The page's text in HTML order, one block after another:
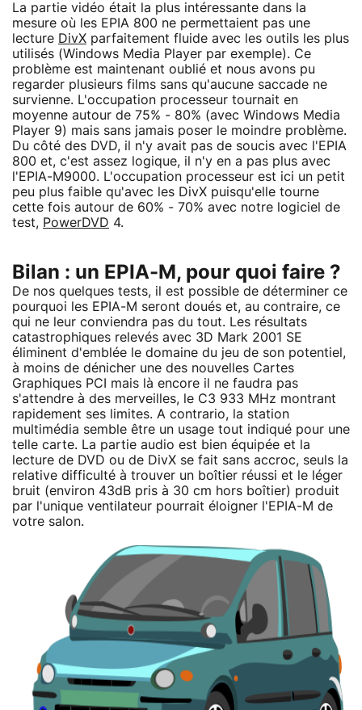
La partie vidéo était la plus intéressante dans la
mesure où les EPIA 800 ne permettaient pas une
lecture DivX parfaitement fluide avec les outils les plus
utilisés (Windows Media Player par exemple). Ce
problème est maintenant oublié et nous avons pu
regarder plusieurs films sans qu'aucune saccade ne
survienne. L'occupation processeur tournait en
moyenne autour de 75% - 80% (avec Windows Media
Player 9) mais sans jamais poser le moindre problème.
Du côté des DVD, il n'y avait pas de soucis avec l'EPIA
800 et, c'est assez logique, il n'y en a pas plus avec
l'EPIA-M9000. L'occupation processeur est ici un petit
peu plus faible qu'avec les DivX puisqu'elle tourne
cette fois autour de 60% - 70% avec notre logiciel de
test, PowerDVD 4.
Bilan : un EPIA-M, pour quoi faire ?
De nos quelques tests, il est possible de déterminer ce
pourquoi les EPIA-M seront doués et, au contraire, ce
qui ne leur conviendra pas du tout. Les résultats
catastrophiques relevés avec 3D Mark 2001 SE
éliminent d'emblée le domaine du jeu de son potentiel,
à moins de dénicher une des nouvelles Cartes
Graphiques PCI mais là encore il ne faudra pas
s'attendre à des merveilles, le C3 933 MHz montrant
rapidement ses limites. A contrario, la station
multimédia semble être un usage tout indiqué pour une
telle carte. La partie audio est bien équipée et la
lecture de DVD ou de DivX se fait sans accroc, seuls la
relative difficulté à trouver un boîtier réussi et le léger
bruit (environ 43dB pris à 30 cm hors boîtier) produit
par l'unique ventilateur pourrait éloigner l'EPIA-M de
votre salon.